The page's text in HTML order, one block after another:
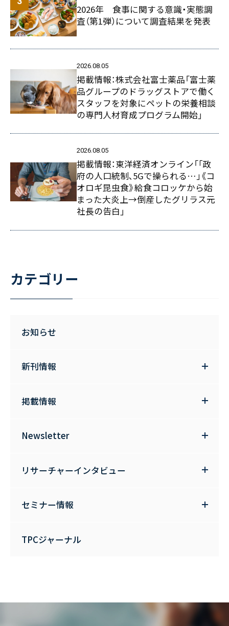
2026年 食事に関する意識・実態調
査（第1弾）について調査結果を発表
2026.08.05
掲載情報：株式会社富士薬品「富士薬
品グループのドラッグストアで働く
スタッフを対象にペットの栄養相談
の専門人材育成プログラム開始」
2026.08.05
掲載情報：東洋経済オンライン「｢政
府の人口統制､5Gで操られる…｣《コ
オロギ昆虫食》給食コロッケから始
まった大炎上→倒産したグリラス元
社長の告白」
カテゴリー
お知らせ
新刊情報
掲載情報
Newsletter
リサーチャーインタビュー
セミナー情報
TPCジャーナル